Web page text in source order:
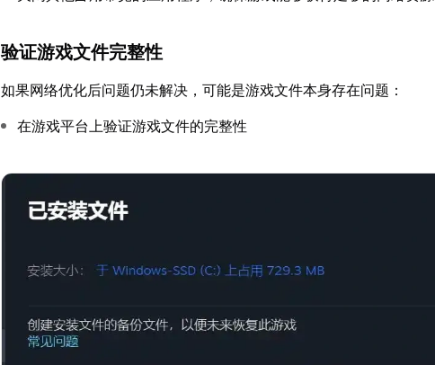
验证游戏文件完整性
如果网络优化后问题仍未解决，可能是游戏文件本身存在问题：
在游戏平台上验证游戏文件的完整性